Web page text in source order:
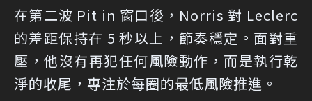
在第二波 Pit in 窗口後，Norris 對 Leclerc
的差距保持在 5 秒以上，節奏穩定。面對重
壓，他沒有再犯任何風險動作，而是執行乾
淨的收尾，專注於每圈的最低風險推進。